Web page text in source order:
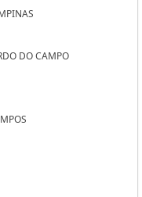
DO CAMPO
JOSÉ DOS CAMPOS